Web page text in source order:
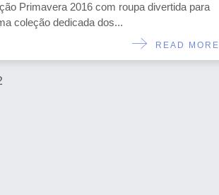
Primavera 2016 com roupa divertida para
coleção dedicada dos...
READ MORE